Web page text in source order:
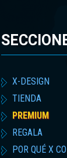
X-DESIGN
TIENDA
PREMIUM
REGALA
POR QUÉ X